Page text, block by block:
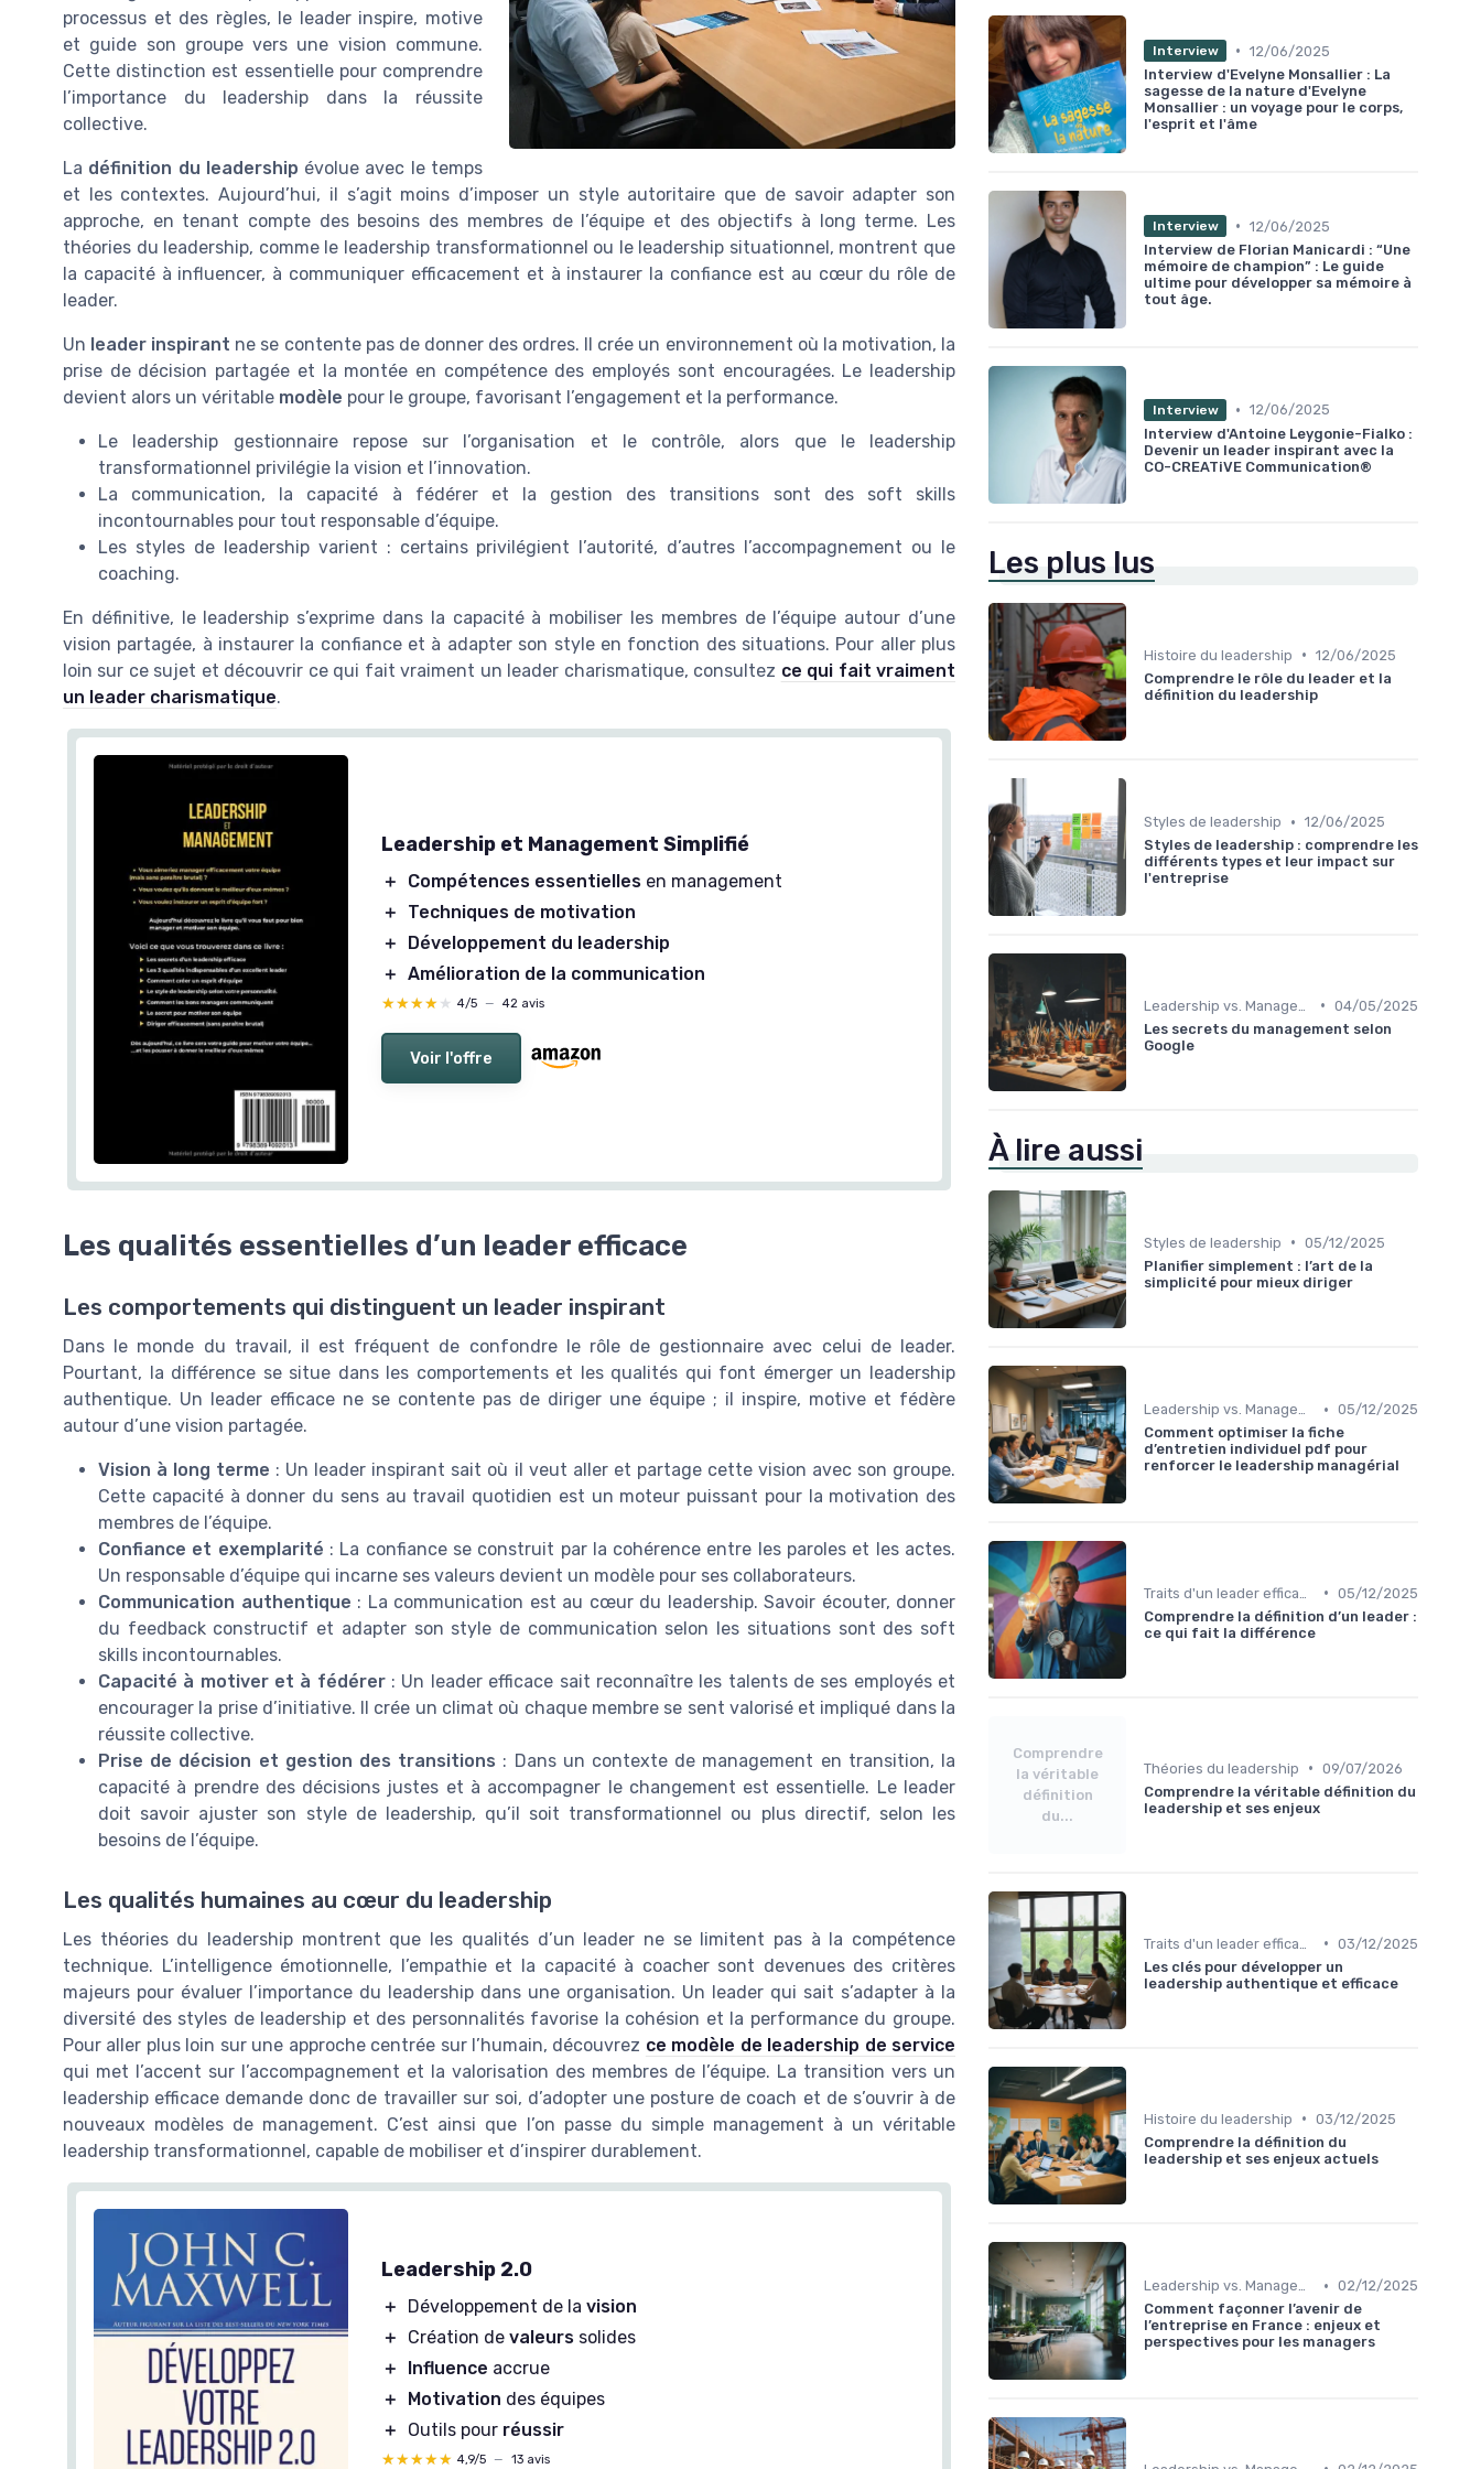
processus et des règles, le leader inspire, motive
et guide son groupe vers une vision commune.
Cette distinction est essentielle pour comprendre
l’importance du leadership dans la réussite
collective.
La définition du leadership évolue avec le temps
et les contextes. Aujourd’hui, il s’agit moins d’imposer un style autoritaire que de savoir adapter son
approche, en tenant compte des besoins des membres de l’équipe et des objectifs à long terme. Les
théories du leadership, comme le leadership transformationnel ou le leadership situationnel, montrent que
la capacité à influencer, à communiquer efficacement et à instaurer la confiance est au cœur du rôle de
leader.
Un leader inspirant ne se contente pas de donner des ordres. Il crée un environnement où la motivation, la
prise de décision partagée et la montée en compétence des employés sont encouragées. Le leadership
devient alors un véritable modèle pour le groupe, favorisant l’engagement et la performance.
Le leadership gestionnaire repose sur l’organisation et le contrôle, alors que le leadership
transformationnel privilégie la vision et l’innovation.
La communication, la capacité à fédérer et la gestion des transitions sont des soft skills
incontournables pour tout responsable d’équipe.
Les styles de leadership varient : certains privilégient l’autorité, d’autres l’accompagnement ou le
coaching.
En définitive, le leadership s’exprime dans la capacité à mobiliser les membres de l’équipe autour d’une
vision partagée, à instaurer la confiance et à adapter son style en fonction des situations. Pour aller plus
loin sur ce sujet et découvrir ce qui fait vraiment un leader charismatique, consultez ce qui fait vraiment
un leader charismatique.
Leadership et Management Simplifié
＋ Compétences essentielles en management
＋
Techniques de motivation
＋
Développement du leadership
＋ Amélioration de la communication
★★★★★
★★★★★ 4/5 — 42 avis
Voir l'offre
Les qualités essentielles d’un leader efficace
Les comportements qui distinguent un leader inspirant
Dans le monde du travail, il est fréquent de confondre le rôle de gestionnaire avec celui de leader.
Pourtant, la différence se situe dans les comportements et les qualités qui font émerger un leadership
authentique. Un leader efficace ne se contente pas de diriger une équipe ; il inspire, motive et fédère
autour d’une vision partagée.
Vision à long terme : Un leader inspirant sait où il veut aller et partage cette vision avec son groupe.
Cette capacité à donner du sens au travail quotidien est un moteur puissant pour la motivation des
membres de l’équipe.
Confiance et exemplarité : La confiance se construit par la cohérence entre les paroles et les actes.
Un responsable d’équipe qui incarne ses valeurs devient un modèle pour ses collaborateurs.
Communication authentique : La communication est au cœur du leadership. Savoir écouter, donner
du feedback constructif et adapter son style de communication selon les situations sont des soft
skills incontournables.
Capacité à motiver et à fédérer: Un leader efficace sait reconnaître les talents de ses employés et
encourager la prise d’initiative. Il crée un climat où chaque membre se sent valorisé et impliqué dans la
réussite collective.
Prise de décision et gestion des transitions : Dans un contexte de management en transition, la
capacité à prendre des décisions justes et à accompagner le changement est essentielle. Le leader
doit savoir ajuster son style de leadership, qu’il soit transformationnel ou plus directif, selon les
besoins de l’équipe.
Les qualités humaines au cœur du leadership
Les théories du leadership montrent que les qualités d’un leader ne se limitent pas à la compétence
technique. L’intelligence émotionnelle, l’empathie et la capacité à coacher sont devenues des critères
majeurs pour évaluer l’importance du leadership dans une organisation. Un leader qui sait s’adapter à la
diversité des styles de leadership et des personnalités favorise la cohésion et la performance du groupe.
Pour aller plus loin sur une approche centrée sur l’humain, découvrez ce modèle de leadership de service
qui met l’accent sur l’accompagnement et la valorisation des membres de l’équipe. La transition vers un
leadership efficace demande donc de travailler sur soi, d’adopter une posture de coach et de s’ouvrir à de
nouveaux modèles de management. C’est ainsi que l’on passe du simple management à un véritable
leadership transformationnel, capable de mobiliser et d’inspirer durablement.
Leadership 2.0
＋ Développement de lavision
＋
Création devaleurs solides
＋
Influence accrue
＋
Motivation des équipes
＋
Outils pour réussir
★★★★★
★★★★★ 4,9/5 — 13 avis
Interview • 12/06/2025
Interview d'Evelyne Monsallier : La
sagesse de la nature d'Evelyne
Monsallier : un voyage pour le corps,
l'esprit et l'âme
Interview • 12/06/2025
Interview de Florian Manicardi : “Une
mémoire de champion” : Le guide
ultime pour développer sa mémoire à
tout âge.
Interview • 12/06/2025
Interview d'Antoine Leygonie-Fialko :
Devenir un leader inspirant avec la
CO-CREATiVE Communication®
Les plus lus
Histoire du leadership • 12/06/2025
Comprendre le rôle du leader et la
définition du leadership
Styles de leadership • 12/06/2025
Styles de leadership : comprendre les
différents types et leur impact sur
l'entreprise
• 04/05/2025
Les secrets du management selon
Google
À lire aussi
Styles de leadership • 05/12/2025
Planifier simplement : l’art de la
simplicité pour mieux diriger
Leadership vs. Management • 05/12/2025
Comment optimiser la fiche
d’entretien individuel pdf pour
renforcer le leadership managérial
• 05/12/2025
Comprendre la définition d’un leader :
ce qui fait la différence
Comprendre
la véritable
définition
du...
Théories du leadership • 09/07/2026
Comprendre la véritable définition du
leadership et ses enjeux
• 03/12/2025
Les clés pour développer un
leadership authentique et efficace
Histoire du leadership • 03/12/2025
Comprendre la définition du
leadership et ses enjeux actuels
Leadership vs. Management • 02/12/2025
Comment façonner l’avenir de
l’entreprise en France : enjeux et
perspectives pour les managers